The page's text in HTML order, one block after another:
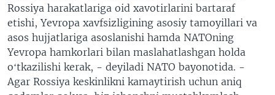
Rossiya harakatlariga oid xavotirlarini bartaraf
etishi, Yevropa xavfsizligining asosiy tamoyillari va
asos hujjatlariga asoslanishi hamda NATOning
Yevropa hamkorlari bilan maslahatlashgan holda
oʻtkazilishi kerak, - deyiladi NATO bayonotida. -
Agar Rossiya keskinlikni kamaytirish uchun aniq